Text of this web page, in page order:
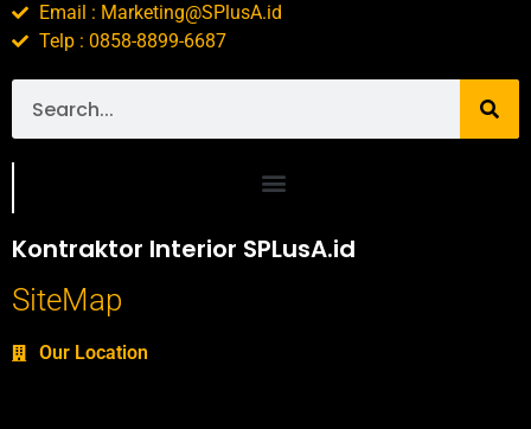
Email : Marketing@SPlusA.id
Telp : 0858-8899-6687
Kontraktor Interior SPLusA.id
SiteMap
Our Location